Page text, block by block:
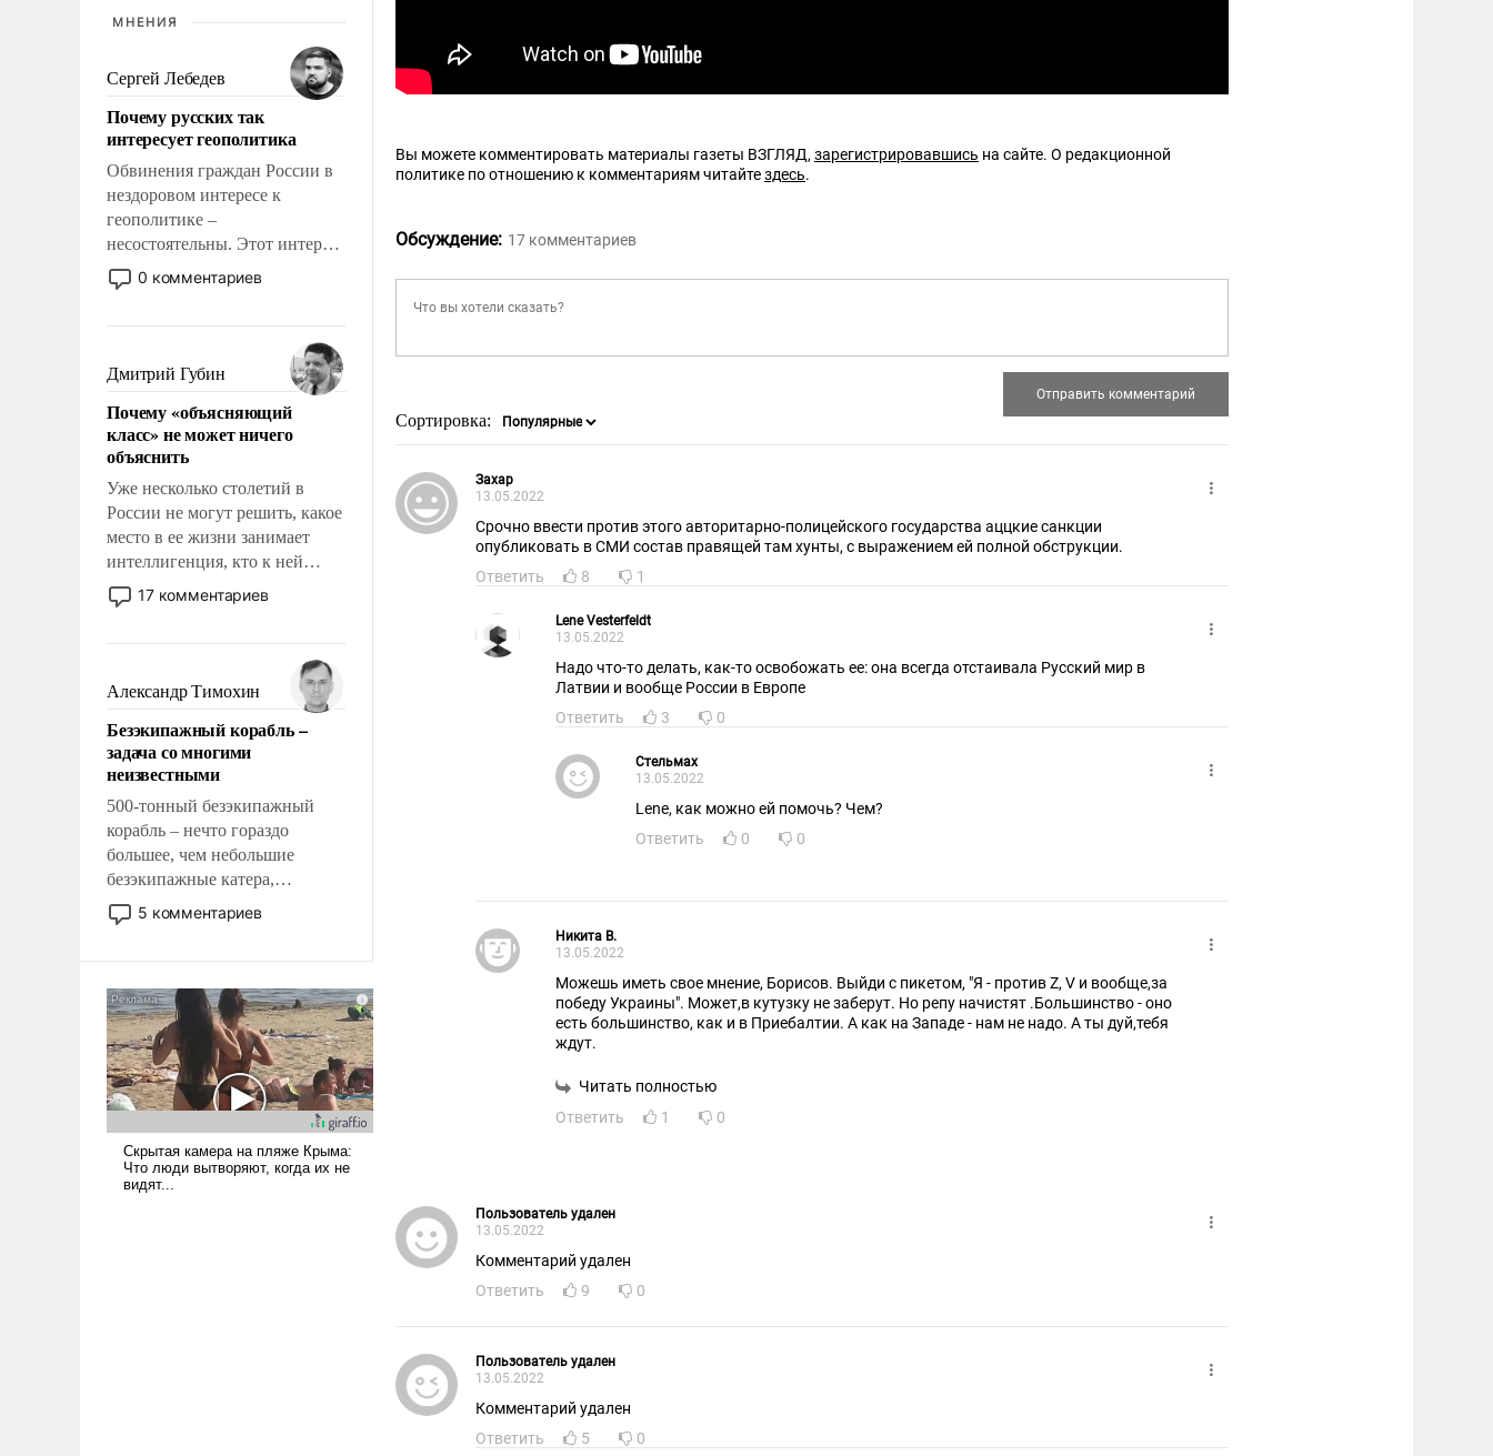
МНЕНИЯ
Сергей Лебедев
Почему русских так
интересует геополитика
Обвинения граждан России в
нездоровом интересе к
геополитике –
несостоятельны. Этот интерес
рационален и прагматичен. Он
обусловлен тысячелетним
фундаментальным знанием,
что мировая политика имеет
свойство заявляться на порог
нашего дома.
0 комментариев
Дмитрий Губин
Почему «объясняющий
класс» не может ничего
объяснить
Уже несколько столетий в
России не могут решить, какое
место в ее жизни занимает
интеллигенция, кто к ней
принадлежит, а кого из нее
исключили с правом
чем она отличается от просто
образованных людей. Иногда
казалось, что эти вопросы
решены раз и навсегда, но –
нет, не решены.
17 комментариев
Александр Тимохин
Безэкипажный корабль –
задача со многими
неизвестными
500-тонный безэкипажный
корабль – нечто гораздо
большее, чем небольшие
безэкипажные катера,
применение которых уже
стало обыденностью. Задача по
и ее реализация радикально
поднимет наши боевые
возможности.
5 комментариев
Вы можете комментировать материалы газеты ВЗГЛЯД,зарегистрировавшись на сайте. О редакционной
политике по отношению к комментариям читайтездесь.
Обсуждение: 17 комментариев
Сортировка:
Захар
13.05.2022
Срочно ввести против этого авторитарно-полицейского государства аццкие санкции
опубликовать в СМИ состав правящей там хунты, с выражением ей полной обструкции.
Ответить
8 1
Lene Vesterfeldt
13.05.2022
Надо что-то делать, как-то освобожать ее: она всегда отстаивала Русский мир в
Латвии и вообще России в Европе
Ответить
3 0
Стельмах
13.05.2022
Lene, как можно ей помочь? Чем?
Ответить
0 0
Никита В.
13.05.2022
Можешь иметь свое мнение, Борисов. Выйди с пикетом, "Я - против Z, V и вообще,за
победу Украины". Может,в кутузку не заберут. Но репу начистят .Большинство - оно
есть большинство, как и в Приебалтии. А как на Западе - нам не надо. А ты дуй,тебя
ждут.
Читать полностью
Ответить
1 0
Пользователь удален
13.05.2022
Комментарий удален
Ответить
9 0
Пользователь удален
13.05.2022
Комментарий удален
Ответить
5 0